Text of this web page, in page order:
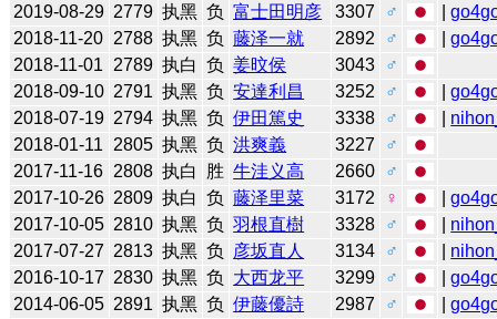
2019-08-29 2779 执黑 负 富士田明彦 3307 ♂ |
2018-11-20 2788 执黑 负 藤泽一就 2892 ♂ |
2018-11-01
2789 执白 负 姜旼侯 3043
♂
2018-09-10 2791 执黑 负 安達利昌 3252 ♂ |
2018-07-19 2794 执黑 负 伊田篤史 3338 ♂
2018-01-11
2805 执黑 负 洪爽義 3227
♂
2017-11-16 2808 执白 胜 牛洼义高 2660
♂
2017-10-26 2809 执白 负 藤泽里菜 3172 ♀ |
2017-10-05 2810 执黑 负 羽根直樹 3328 ♂
2017-07-27 2813 执黑 负 彦坂直人 3134 ♂
2016-10-17 2830 执黑 负 大西龙平 3299 ♂ |
2014-06-05 2891 执黑 负 伊藤優詩 2987 ♂ |